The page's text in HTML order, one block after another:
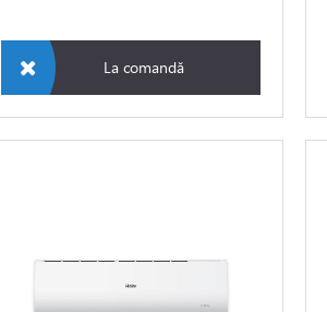
La comandă